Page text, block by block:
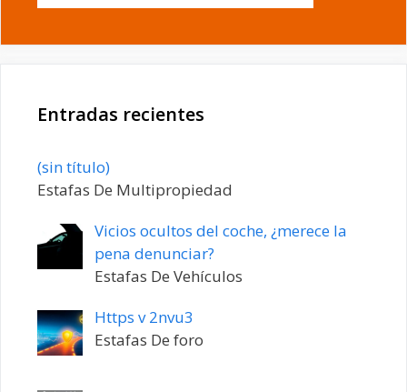
Entradas recientes
(sin título)Entrada
20198
Estafas De Multipropiedad
Vicios ocultos del coche, ¿merece la
pena denunciar?
Estafas De Vehículos
Https v 2nvu3
Estafas De foro